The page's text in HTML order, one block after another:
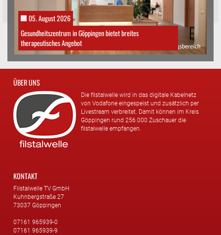
05. August 2026
Gesundheitszentrum in Göppingen bietet breites
therapeutisches Angebot
ÜBER UNS
Die filstalwelle wird in das digitale Kabelnetz
von Vodafone eingespeist und zusätzlich per
Livestream verbreitet. Damit können im Kreis
Göppingen rund 256.000 Zuschauer die
filstalwelle empfangen.
KONTAKT
Filstalwelle TV GmbH
Kuhnbergstraße 27
73037 Göppingen
07161 965939-0
07161 965939-9